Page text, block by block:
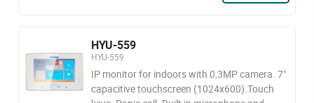
HYU-559
HYU-559
IP monitor for indoors with 0,3MP camera. 7"
capacitive touchscreen (1024x600).Touch